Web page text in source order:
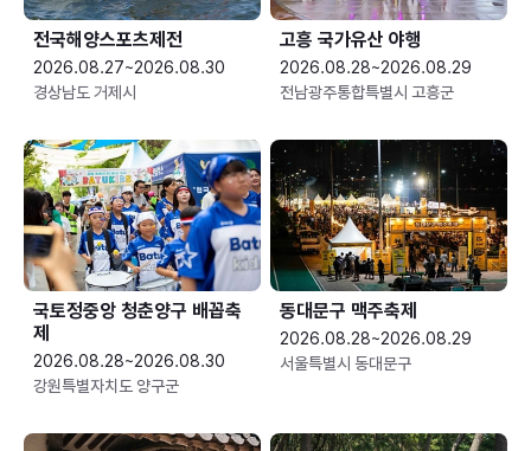
전국해양스포츠제전
2026.08.27~2026.08.30
경상남도 거제시
고흥 국가유산 야행
2026.08.28~2026.08.29
전남광주통합특별시 고흥군
국토정중앙 청춘양구 배꼽축
제
2026.08.28~2026.08.30
강원특별자치도 양구군
동대문구 맥주축제
2026.08.28~2026.08.29
서울특별시 동대문구